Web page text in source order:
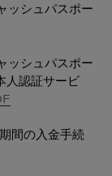
ッシュパスポー
ッシュパスポー
認証サービ
間の入金手続